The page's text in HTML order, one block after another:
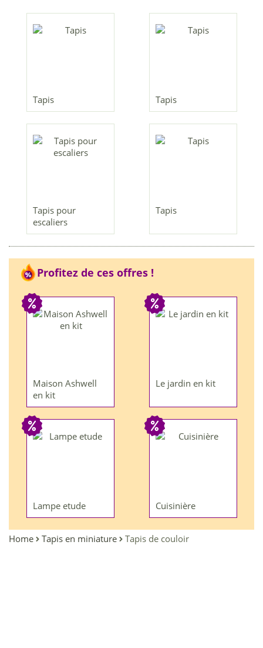
Tapis Tapis
Tapis pour
escaliers
Tapis
Profitez de ces offres !
Maison Ashwell
en kit
Le jardin en kit
Lampe etude Cuisinière
Home Tapis en miniature Tapis de couloir